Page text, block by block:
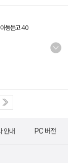
동문고 40
안내 PC 버전